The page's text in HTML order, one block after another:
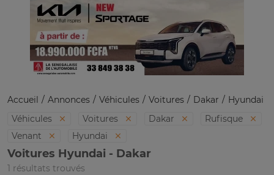
Accueil Annonces Véhicules Voitures Dakar
Hyundai
Véhicules
Voitures Dakar
Rufisque
Venant
Hyundai
Voitures Hyundai - Dakar
1 résultats trouvés